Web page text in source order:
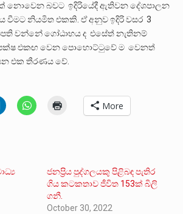
නොවෙන බවට ඉදිරියේදී ඇතිවන දේශපාලන
වීමට නියමිත එකකි. ඒ අනුව ඉදිරි වසර 3
වන්නේ ගෝඨාභය ද එසේත් නැතිනම්
එකඟ වෙන පොහොට්ටුවේ ම වෙනත්
එක තීරණය වේ.
More
ජනප්‍රිය පුද්ගලයකු පිළිබඳ පැතිර
ගිය කටකතාව ජීවිත 153ක් බිලි
ගනී.
October 30, 2022